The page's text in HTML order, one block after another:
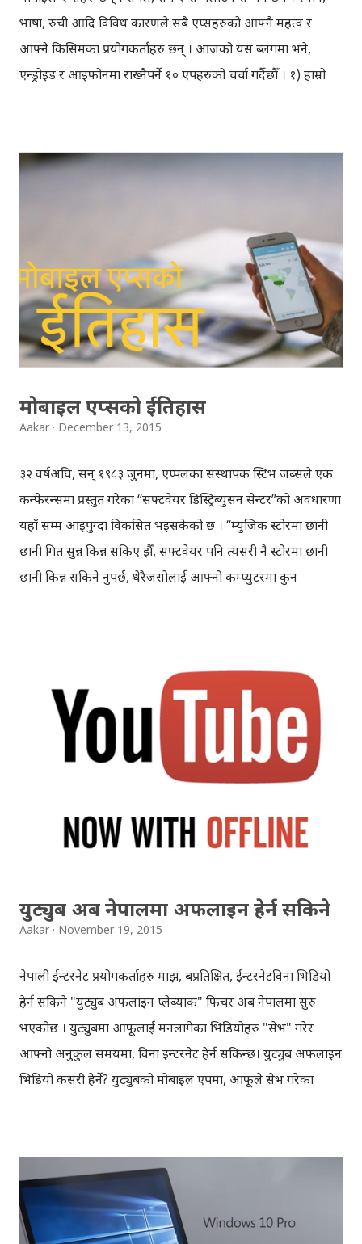
भाषा, रुची आदि विविध कारणले सबै एप्सहरुको आफ्नै महत्व र
आफ्नै किसिमका प्रयोगकर्ताहरु छन् । आजको यस ब्लगमा भने,
एन्ड्रोइड र आइफोनमा राख्नैपर्ने १० एपहरुको चर्चा गर्दैछौँ । १) हाम्रो
किबोर्ड, एन्ड्रोइड २.२ भर्सन देखि माथिका सबै एन्ड्रोइडफोनहरुमा चल्छ
। नेपाली लेख्नका लागि गुगलको किबोर्ड देखि लिएर अन्य दर्जनौँ
प्रकारले लेख्न मिल्ने कारण सबैको रोजाइमा परेको हो । एउटै
किबोर्डबाट, नेपाली ट्रान्सिलिरेसन, रोमन युनिकोड, नेपाली युनिकोडमा
लेख्न मिल्छ । नेपाली टाइप आउने र नआउने दुबैका लागि यो एप
उपयोगी छ । नेपाली टाइप आउनेले नेपाली युनिकोड प्रयोग गर्न सक्छन्
भने, मदन पुरस्कार पुस्तकालयले बनाएको रोमन नेपाली किबोर्डमा हात
बसेकाले, रोमन नेपाली युनिकोड लेआउट छान्न सक्छन्, त्यस्तै गुगल ...
मोबाइल एप्सको ईतिहास
Aakar December 13, 2015
३२ वर्षअघि, सन् १९८३ जुनमा, एप्पलका संस्थापक स्टिभ जब्सले एक
कन्फेरन्समा प्रस्तुत गरेका “सफ्टवेयर डिस्ट्रिब्युसन सेन्टर”को अवधारणा
यहाँ सम्म आइपुग्दा विकसित भइसकेको छ । “म्युजिक स्टोरमा छानी
छानी गित सुन्न किन्न सकिए झैँ, सफ्टवेयर पनि त्यसरी नै स्टोरमा छानी
छानी किन्न सकिने हुनुपर्छ, धेरैजसोलाई आफ्नो कम्प्युटरमा कुन
एप्पल’ले आईट्युन्स सार्वजनिक गर्यो, जहाँबाट आफूलाई चाहिने गित
छानेर किन्न सकिन्छ । स्टिभ जब्सकै भिजनको बृहत रुपनै अहिलेका
एपस्टोर, प्लेस्टोर, आइट्युन्स, मोबाइल एप्स आदि हुन्। उनले १९८३ मै
“सफ्टवेयर डिस्ट्रिब्युसन सेन्टर”को कुरा राखेपनि, मोबाइलमा चाँहि सन्
२००७ पछि मात्रै यस किसिमको अवधारणा भित्रियो । २००७ को जुनमा,
युगको प्रारम्भ गरिदिएका थिए । आईफोन सँगै एन्ड्रोइड स्मार्टफोनहरु
युट्युब अब नेपालमा अफलाइन हेर्न सकिने
Aakar November 19, 2015
नेपाली ईन्टरनेट प्रयोगकर्ताहरु माझ, बहुप्रतिक्षित, ईन्टरनेटविना भिडियो
हेर्न सकिने "युट्युब अफलाइन प्लेब्याक" फिचर अब नेपालमा सुरु
भएकोछ । युट्युबमा आफूलाई मनलागेका भिडियोहरु "सेभ" गरेर
आफ्नो अनुकुल समयमा, विना इन्टरनेट हेर्न सकिन्छ। युट्युब अफलाइन
भिडियो कसरी हेर्ने? युट्युबको मोबाइल एपमा, आफूले सेभ गरेका
भिडियोहरु सेभ गरेर राख्नुपर्छ । युट्युबमा अपलोड गरिएका
भिडियोहरुमा दायाँ तर्फ, "डाउनलोड" बटन देख्न सकिन्छ। डाउनलोड
बटन क्लिक गरेपछि, भिडियोको गुणस्तर आफूले छान्नु पर्छ। भिडियो
डाउनलोड भइसकेपछि, विना इन्टरनेट फेरि त्यही भिडियोहरु आफ्नो